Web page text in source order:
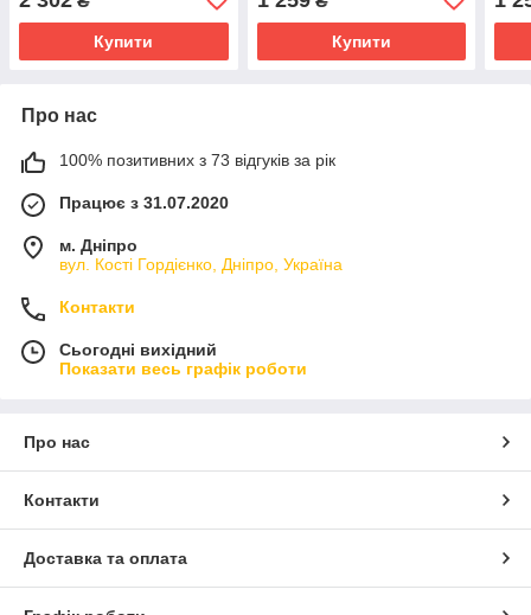
Купити Купити
F1
Про нас
100% позитивних з 73 відгуків за рік
Працює з 31.07.2020
м. Дніпро
вул. Кості Гордієнко, Дніпро, Україна
Контакти
Сьогодні вихідний
Показати весь графік роботи
Про нас
Контакти
Доставка та оплата